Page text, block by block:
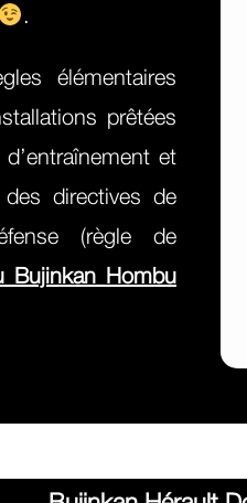
.
élémentaires
prêtées
et
directives de
(règle de
Bujinkan Hombu